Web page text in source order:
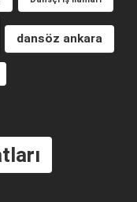
dansöz ankara